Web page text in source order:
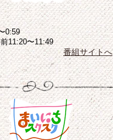
0:59
11:20〜11:49
番組サイトへ